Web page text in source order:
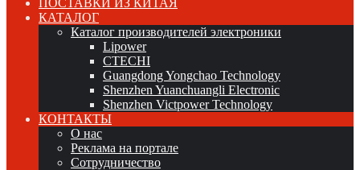
ПОСТАВКИ ИЗ КИТАЯ
КАТАЛОГ
Каталог производителей электроники
Lipower
CTECHI
Guangdong Yongchao Technology
Shenzhen Yuanchuangli Electronic
Shenzhen Victpower Technology
КОНТАКТЫ
О нас
Реклама на портале
Сотрудничество